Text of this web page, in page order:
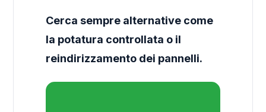
Cerca sempre alternative come
la potatura controllata o il
reindirizzamento dei pannelli.